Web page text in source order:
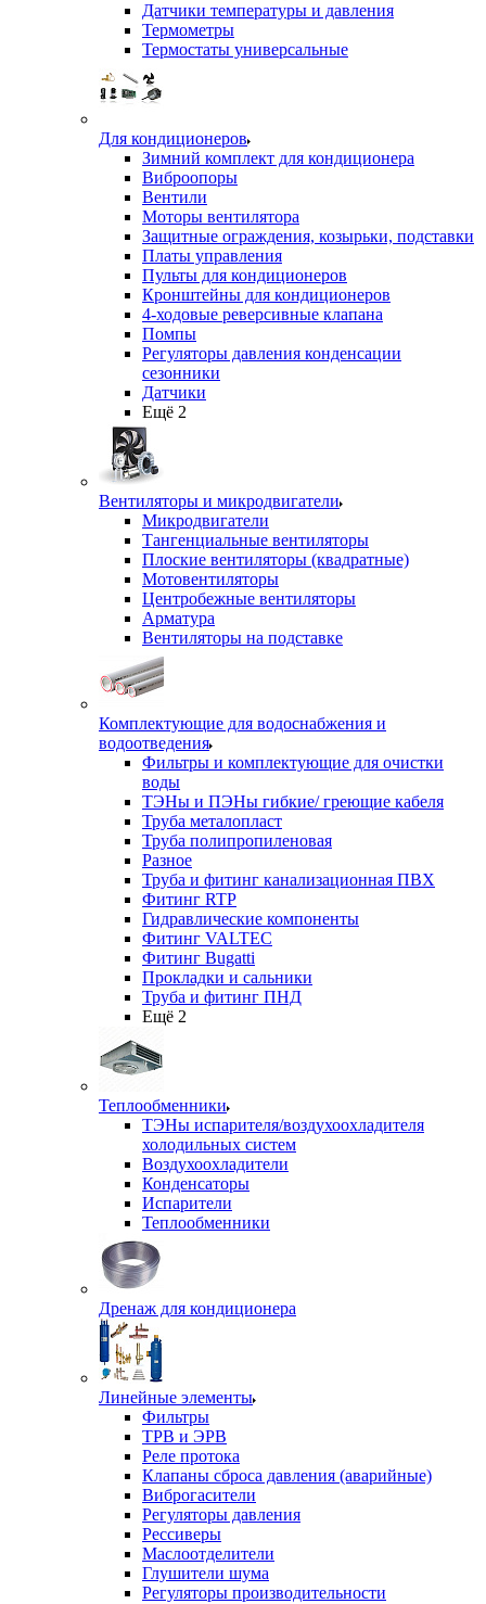
Датчики температуры и давления
Термометры
Термостаты универсальные
Для кондиционеров
Зимний комплект для кондиционера
Виброопоры
Вентили
Моторы вентилятора
Защитные ограждения, козырьки, подставки
Платы управления
Пульты для кондиционеров
Кронштейны для кондиционеров
4-ходовые реверсивные клапана
Помпы
Регуляторы давления конденсации
сезонники
Датчики
Ещё 2
Вентиляторы и микродвигатели
Микродвигатели
Тангенциальные вентиляторы
Плоские вентиляторы (квадратные)
Мотовентиляторы
Центробежные вентиляторы
Арматура
Вентиляторы на подставке
Комплектующие для водоснабжения и
водоотведения
Фильтры и комплектующие для очистки
воды
ТЭНы и ПЭНы гибкие/ греющие кабеля
Труба металопласт
Труба полипропиленовая
Разное
Труба и фитинг канализационная ПВХ
Фитинг RTP
Гидравлические компоненты
Фитинг VALTEC
Фитинг Bugatti
Прокладки и сальники
Труба и фитинг ПНД
Ещё 2
Теплообменники
ТЭНы испарителя/воздухоохладителя
холодильных систем
Воздухоохладители
Конденсаторы
Испарители
Теплообменники
Дренаж для кондиционера
Линейные элементы
Фильтры
ТРВ и ЭРВ
Реле протока
Клапаны сброса давления (аварийные)
Виброгасители
Регуляторы давления
Рессиверы
Маслоотделители
Глушители шума
Регуляторы производительности